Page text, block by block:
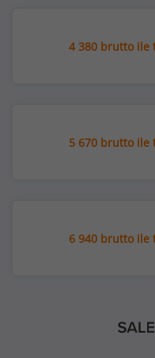
4 380 brutto ile
5 670 brutto ile
6 940 brutto ile